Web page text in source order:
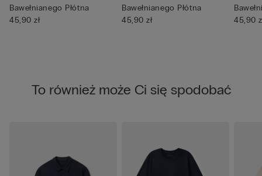
Bawełnianego Płótna
45,90 zł
Bawełnianego Płótna
45,90 zł
45,90
To również może Ci się spodobać